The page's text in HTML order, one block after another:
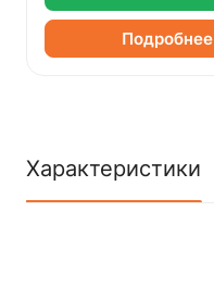
Подробнее
Характеристики